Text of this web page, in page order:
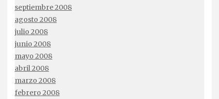
septiembre 2008
agosto 2008
julio 2008
junio 2008
mayo 2008
abril 2008
marzo 2008
febrero 2008